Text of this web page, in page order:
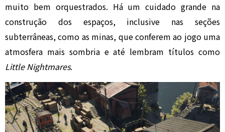
muito bem orquestrados. Há um cuidado grande na
construção dos espaços, inclusive nas seções
subterrâneas, como as minas, que conferem ao jogo uma
atmosfera mais sombria e até lembram títulos como
Little Nightmares.